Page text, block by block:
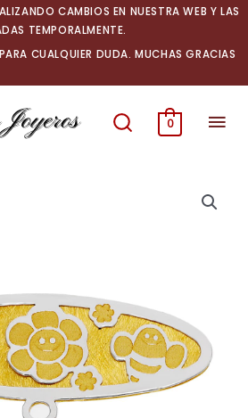
CAMBIOS EN NUESTRA WEB Y LAS
TEMPORALMENTE.
CUALQUIER DUDA. MUCHAS GRACIAS
0